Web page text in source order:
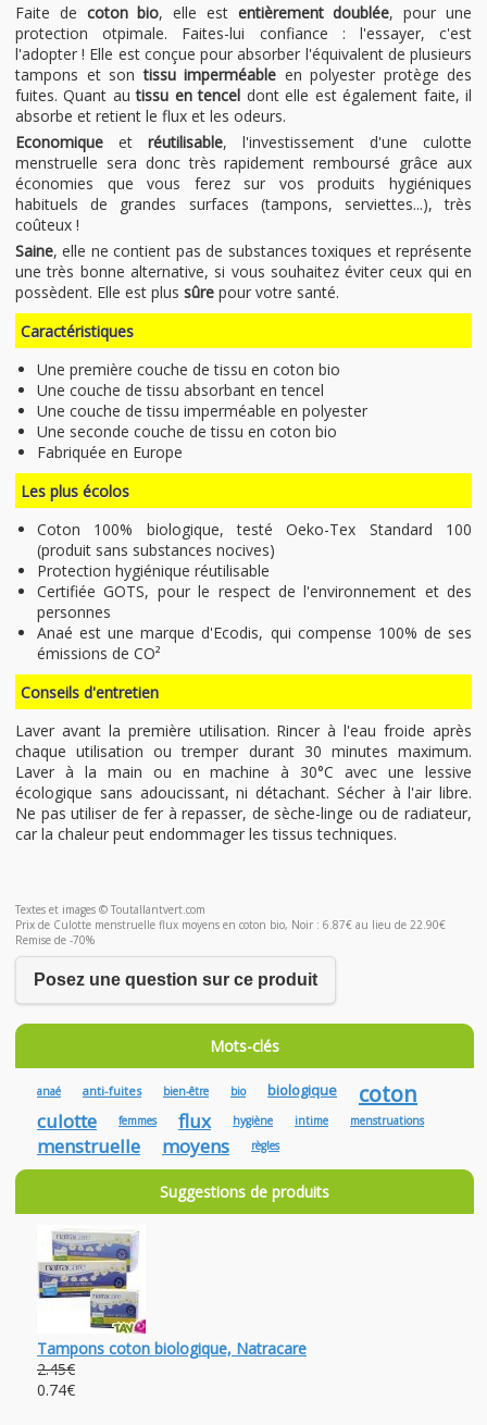
Faite de coton bio, elle est entièrement doublée, pour une
protection otpimale. Faites-lui confiance : l'essayer, c'est
l'adopter ! Elle est conçue pour absorber l'équivalent de plusieurs
tampons et sontissu imperméable en polyester protège des
fuites. Quant autissu en tencel dont elle est également faite, il
absorbe et retient le flux et les odeurs.
Economique et réutilisable, l'investissement d'une culotte
menstruelle sera donc très rapidement remboursé grâce aux
économies que vous ferez sur vos produits hygiéniques
habituels de grandes surfaces (tampons, serviettes...), très
coûteux !
Saine, elle ne contient pas de substances toxiques et représente
une très bonne alternative, si vous souhaitez éviter ceux qui en
possèdent. Elle est plus sûre pour votre santé.
Caractéristiques
Une première couche de tissu en coton bio
Une couche de tissu absorbant en tencel
Une couche de tissu imperméable en polyester
Une seconde couche de tissu en coton bio
Fabriquée en Europe
Les plus écolos
Coton 100% biologique, testé Oeko-Tex Standard 100
(produit sans substances nocives)
Protection hygiénique réutilisable
Certifiée GOTS, pour le respect de l'environnement et des
personnes
Anaé est une marque d'Ecodis, qui compense 100% de ses
émissions de CO²
Conseils d'entretien
Laver avant la première utilisation. Rincer à l'eau froide après
chaque utilisation ou tremper durant 30 minutes maximum.
Laver à la main ou en machine à 30°C avec une lessive
écologique sans adoucissant, ni détachant. Sécher à l'air libre.
Ne pas utiliser de fer à repasser, de sèche-linge ou de radiateur,
car la chaleur peut endommager les tissus techniques.
Textes et images © Toutallantvert.com
Prix de Culotte menstruelle flux moyens en coton bio, Noir : 6.87€ au lieu de 22.90€
Remise de -70%
Posez une question sur ce produit
Mots-clés
anaé anti-fuites bien-être bio biologique coton
culotte femmes flux hygiène intime menstruations
menstruelle moyens règles
Suggestions de produits
Tampons coton biologique, Natracare
2.45€
0.74€